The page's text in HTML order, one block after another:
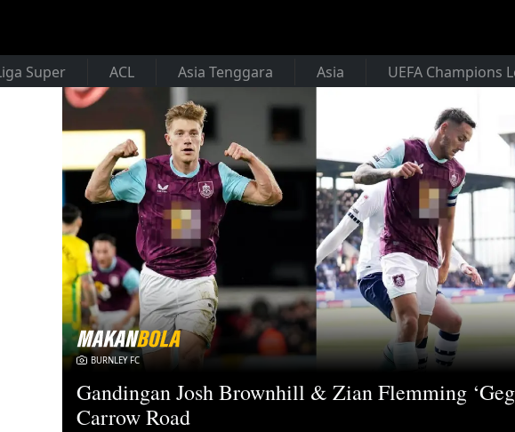
Super ACL Asia Tenggara Asia UEFA Champions
BURNLEY FC
Gandingan Josh Brownhill & Zian Flemming
Carrow Road